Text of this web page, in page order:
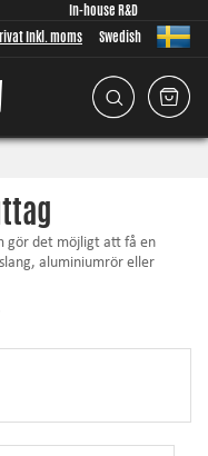
In-house R&D
Inkl. moms Swedish
gör det möjligt att få en
aluminiumrör eller
vevhus, dump eller
hål som uttaget monteras i